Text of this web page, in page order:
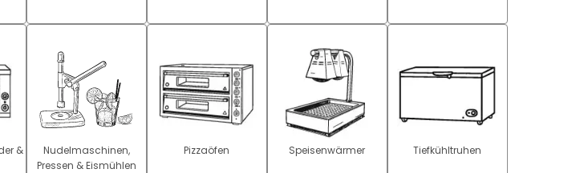
&
Nudelmaschinen,
Pressen & Eismühlen
Pizzaöfen Speisenwärmer Tiefkühltruhen